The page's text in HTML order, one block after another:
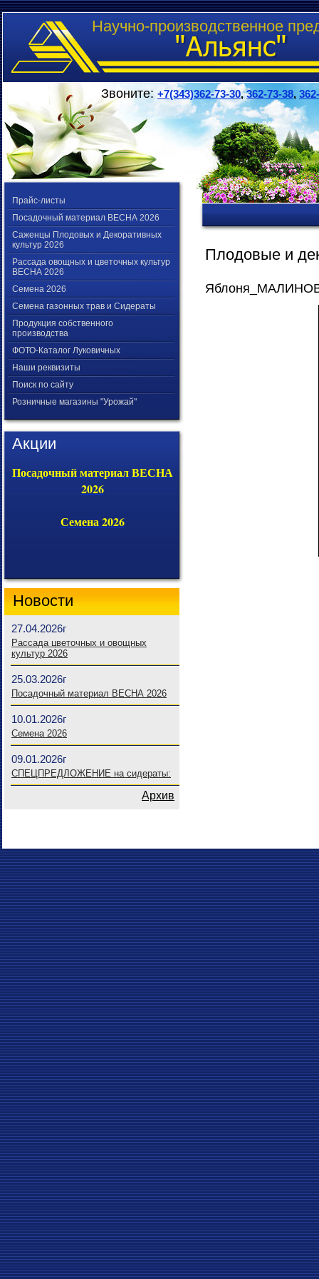
Научно-производственное
Звоните: +7(343)362-73-30,362-73-38,
Прайс-листы
Посадочный материал ВЕСНА 2026
Саженцы Плодовых и Декоративных
культур 2026
Рассада овощных и цветочных культур
ВЕСНА 2026
Семена 2026
Семена газонных трав и Сидераты
Продукция собственного
производства
ФОТО-Каталог Луковичных
Наши реквизиты
Поиск по сайту
Розничные магазины "Урожай"
Акции
Посадочный материал ВЕСНА
2026
Семена 2026
Новости
27.04.2026г
Рассада цветочных и овощных
культур 2026
25.03.2026г
Посадочный материал ВЕСНА 2026
10.01.2026г
Семена 2026
09.01.2026г
СПЕЦПРЕДЛОЖЕНИЕ на сидераты:
Архив
Плодовые и